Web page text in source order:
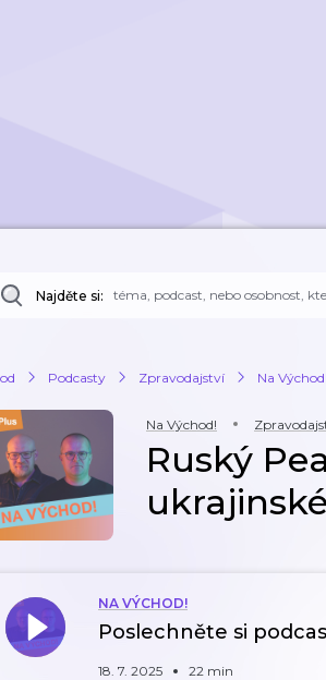
Najděte si:
Podcasty Zpravodajství Na Východ!
Na Východ!
Ruský
NA VÝCHOD!
Poslechněte si
18. 7. 2025 22 min